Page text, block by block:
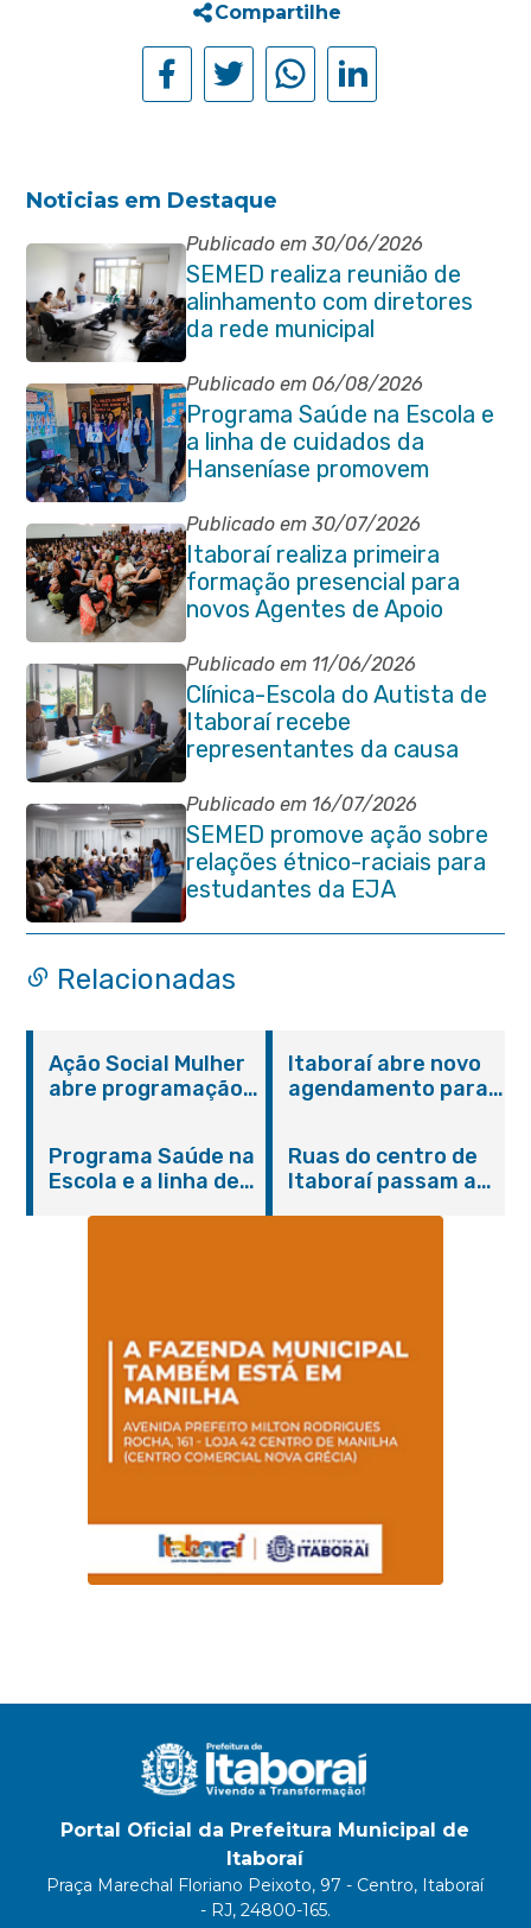
Compartilhe
Noticias em Destaque
Publicado em 30/06/2026
SEMED realiza reunião de
alinhamento com diretores
da rede municipal
Publicado em 06/08/2026
Programa Saúde na Escola e
a linha de cuidados da
Hanseníase promovem
conscientização sobre
hanseníase na E.M Adelaide
de Magalhães Seabra
Publicado em 30/07/2026
Itaboraí realiza primeira
formação presencial para
novos Agentes de Apoio
Escolar
Publicado em 11/06/2026
Clínica-Escola do Autista de
Itaboraí recebe
representantes da causa
atípica de Santa Catarina
Publicado em 16/07/2026
SEMED promove ação sobre
relações étnico-raciais para
estudantes da EJA
Relacionadas
Ação Social Mulher
abre programação
serviços gratuitos e
orientações
Itaboraí abre novo
agendamento para
Programa Saúde na
Escola e a linha de
Magalhães Seabra
Ruas do centro de
Itaboraí passam a
Portal Oficial da Prefeitura Municipal de
Itaboraí
Praça Marechal Floriano Peixoto, 97 - Centro, Itaboraí
- RJ, 24800-165.